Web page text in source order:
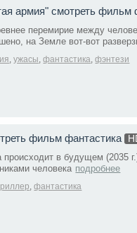
армия" смотреть фильм
перемирие между
на Земле вот-вот
,ужасы,фантастика,фэнтези
фильм фантастика
в будущем (2035
человека подробнее
,фантастика